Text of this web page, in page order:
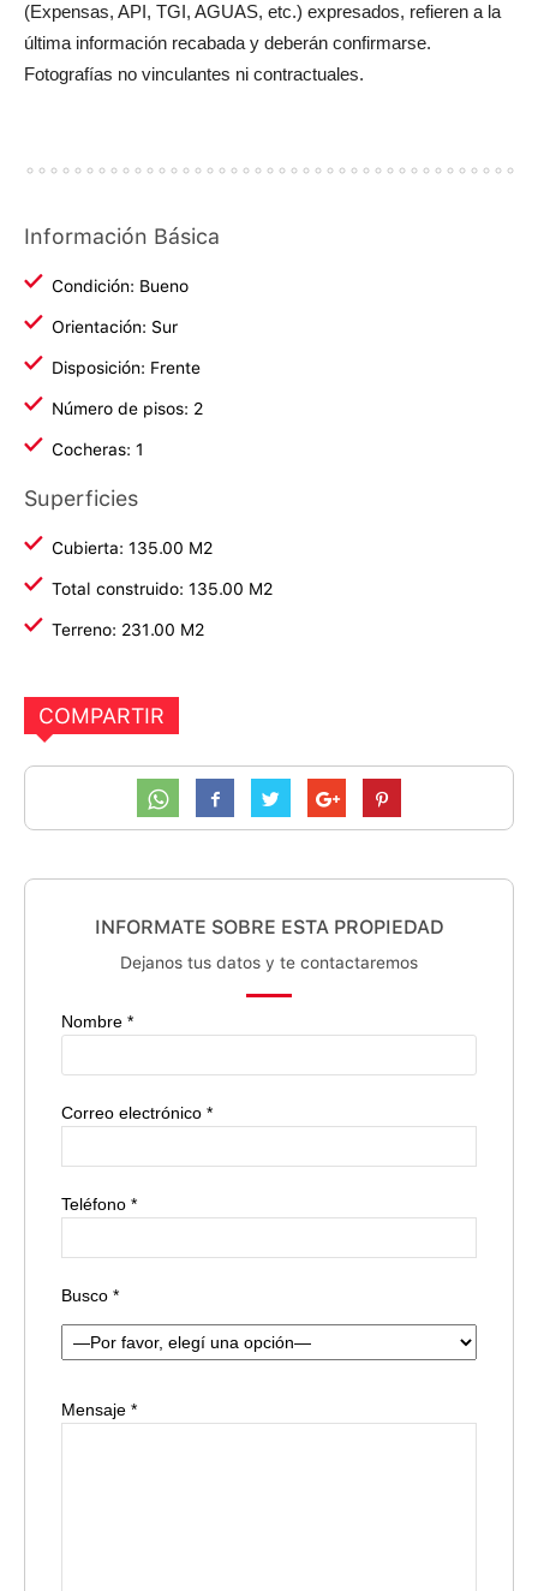
(Expensas, API, TGI, AGUAS, etc.) expresados, refieren a la
última información recabada y deberán confirmarse.
Fotografías no vinculantes ni contractuales.
Información Básica
Condición: Bueno
Orientación: Sur
Disposición: Frente
Número de pisos: 2
Cocheras: 1
Superficies
Cubierta: 135.00 M2
Total construido: 135.00 M2
Terreno: 231.00 M2
COMPARTIR
INFORMATE SOBRE ESTA PROPIEDAD
Dejanos tus datos y te contactaremos
Nombre *
Correo electrónico *
Teléfono *
Busco *
Mensaje *